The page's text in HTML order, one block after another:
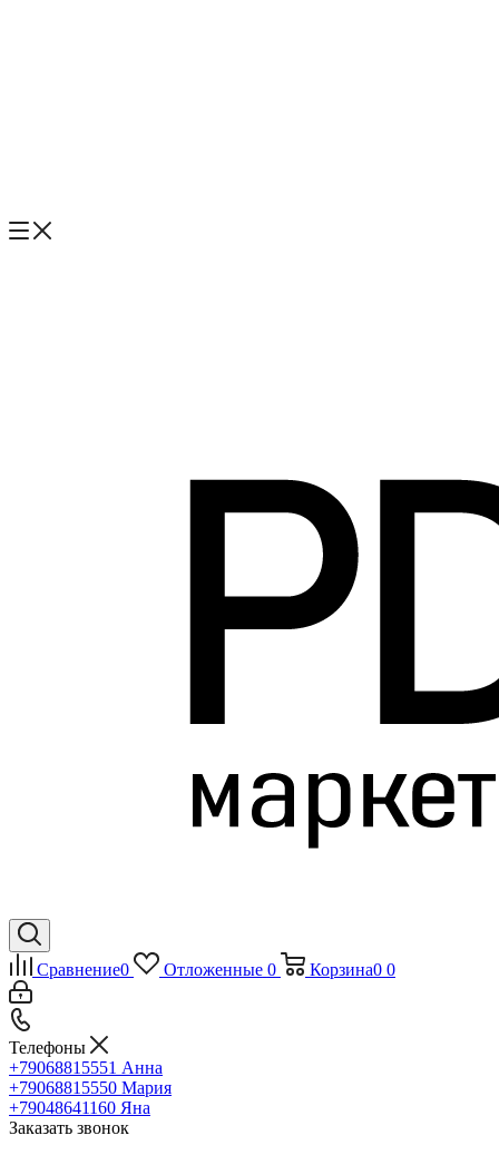
Сравнение0 Отложенные 0 Корзина0 0
Телефоны
+79068815551 Анна
+79068815550 Мария
+79048641160 Яна
Заказать звонок